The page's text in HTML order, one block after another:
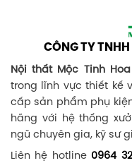
CÔNG TY
Nội thất Mộc Tinh Hoa
trong lĩnh vực thiết kế
cấp sản phẩm phụ
hãng với hệ thống
ngũ chuyên gia, kỹ sư
Liên hệ hotline 0964